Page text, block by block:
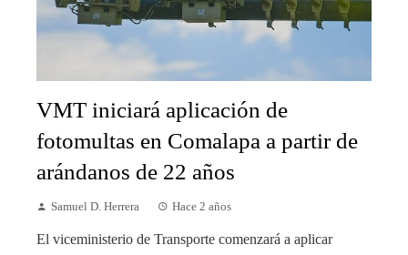
VMT iniciará aplicación de
fotomultas en Comalapa a partir de
arándanos de 22 años
Samuel D. Herrera Hace 2 años
El viceministerio de Transporte comenzará a aplicar